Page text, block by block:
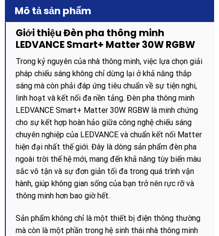
Mô tả sản phẩm
Giới thiệu Đèn pha thông minh
LEDVANCE Smart+ Matter 30W RGBW
Trong kỷ nguyên của nhà thông minh, việc lựa chọn giải
pháp chiếu sáng không chỉ dừng lại ở khả năng thắp
sáng mà còn phải đáp ứng tiêu chuẩn về sự tiện nghi,
linh hoạt và kết nối đa nền tảng. Đèn pha thông minh
LEDVANCE Smart+ Matter 30W RGBW là minh chứng
cho sự kết hợp hoàn hảo giữa công nghệ chiếu sáng
chuyên nghiệp của LEDVANCE và chuẩn kết nối Matter
hiện đại nhất thế giới. Đây là dòng sản phẩm đèn pha
ngoài trời thế hệ mới, mang đến khả năng tùy biến màu
sắc vô tận và sự đơn giản tối đa trong quá trình vận
hành, giúp không gian sống của bạn trở nên rực rỡ và
thông minh hơn bao giờ hết.
Sản phẩm không chỉ là một thiết bị điện thông thường
mà còn là một phần trong hệ sinh thái nhà thông minh